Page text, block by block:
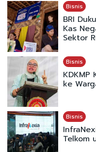
Bisnis
BRI
Kas
Sektor
Bisnis
KDKMP
ke
Bisnis
Telkom